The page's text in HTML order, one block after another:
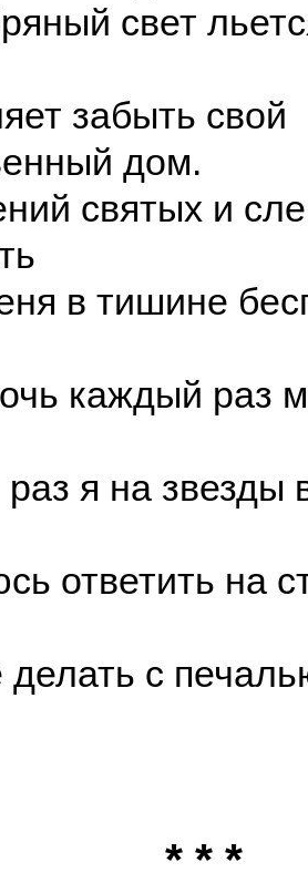
свет
забыть свой
дом.
святых и
в тишине
каждый раз
я на звезды
ответить на
делать с
* * *